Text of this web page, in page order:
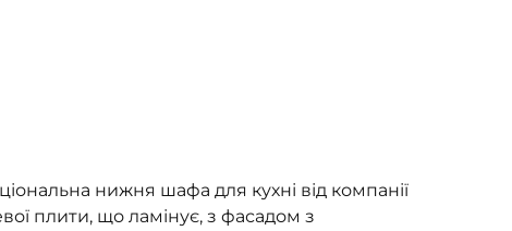
нижня шафа для кухні від компанії
плити, що ламінує, з фасадом з